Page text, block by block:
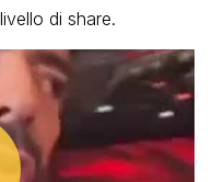
di share.